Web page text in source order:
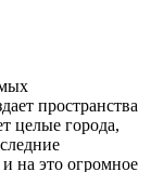
пространства
целые города,
и на это огромное